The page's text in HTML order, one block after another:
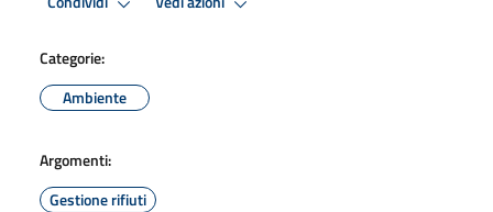
Categorie:
Ambiente
Argomenti:
Gestione rifiuti